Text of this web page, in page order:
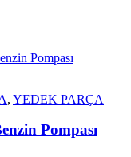
, YEDEK PARÇA
Pompası